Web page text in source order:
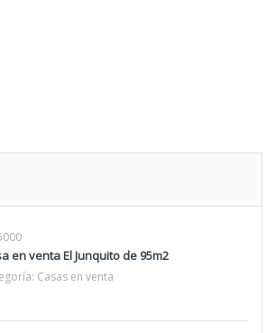
en venta El Junquito de 95m2
Casas en venta